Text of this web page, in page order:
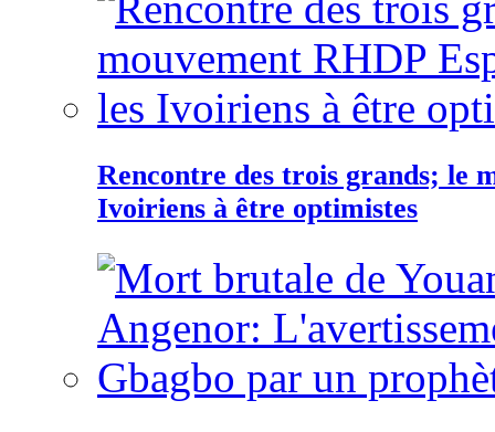
Rencontre des trois grands; le
Ivoiriens à être optimistes